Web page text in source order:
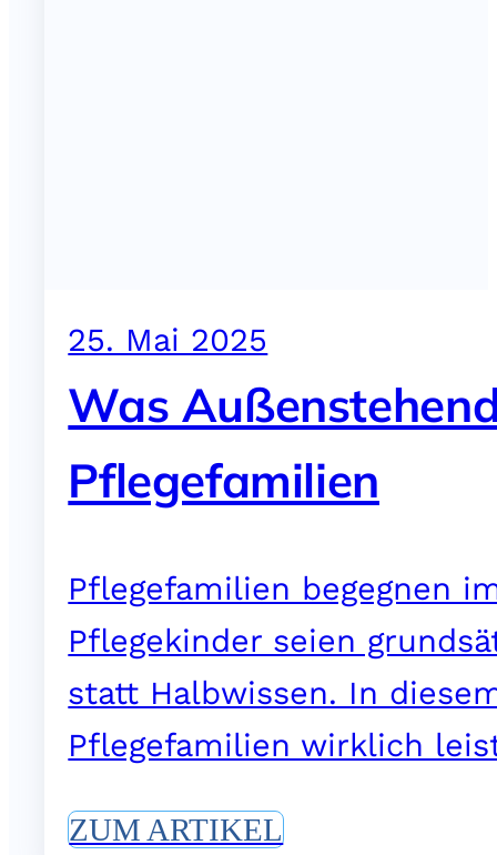
25. Mai 2025
Was
Pflegefamilien
Pflegefamilien begegnen
Pflegekinder seien
statt Halbwissen. In
Pflegefamilien wirklich
ZUM ARTIKEL